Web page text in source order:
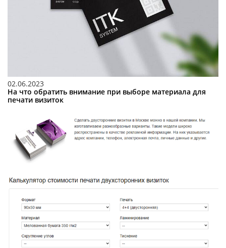
02.06.2023
На что обратить внимание при выборе материала для
печати визиток